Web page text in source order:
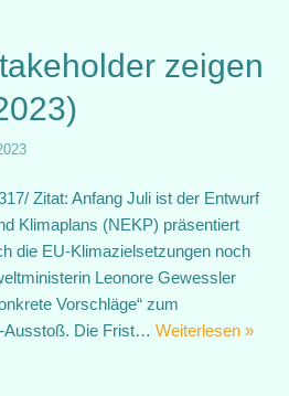
zeigen
Zitat: Anfang Juli ist der Entwurf
Klimaplans (NEKP) präsentiert
die EU-Klimazielsetzungen noch
Leonore Gewessler
Vorschläge“ zum
Ausstoß. Die Frist… Weiterlesen »